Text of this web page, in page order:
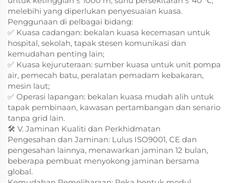
melebihi yang diperlukan penyesuaian kuasa.
Penggunaan di pelbagai bidang:
✅ Kuasa cadangan: bekalan kuasa kecemasan untuk
hospital, sekolah, tapak stesen komunikasi dan
kemudahan penting lain;
✅ Kuasa kejuruteraan: sumber kuasa untuk unit pompa
air, pemecah batu, peralatan pemadam kebakaran,
mesin laut;
✅ Operasi lapangan: bekalan kuasa mudah alih untuk
tapak pembinaan, kawasan pertambangan dan senario
tanpa grid lain.
🛠️ V. Jaminan Kualiti dan Perkhidmatan
Pengesahan dan Jaminan: Lulus ISO9001, CE dan
pengesahan lainnya, menawarkan jaminan 12 bulan,
beberapa pembuat menyokong jaminan bersama
global.